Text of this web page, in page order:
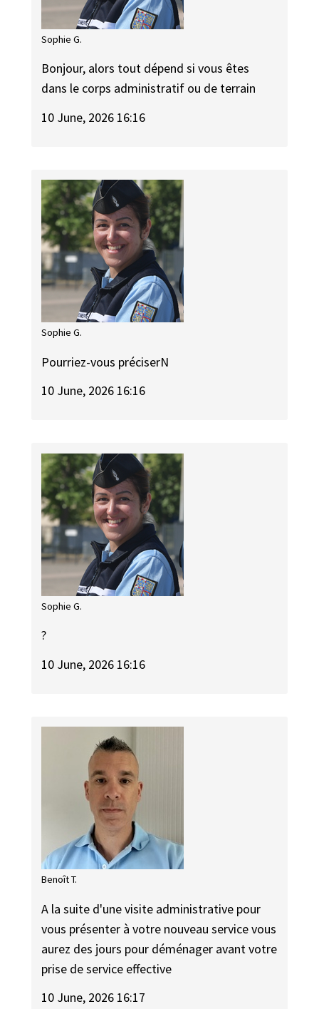
Sophie G.
Bonjour, alors tout dépend si vous êtes
dans le corps administratif ou de terrain
10 June, 2026 16:16
Sophie G.
Pourriez-vous préciserN
10 June, 2026 16:16
Sophie G.
?
10 June, 2026 16:16
Benoît T.
A la suite d'une visite administrative pour
vous présenter à votre nouveau service vous
aurez des jours pour déménager avant votre
prise de service effective
10 June, 2026 16:17